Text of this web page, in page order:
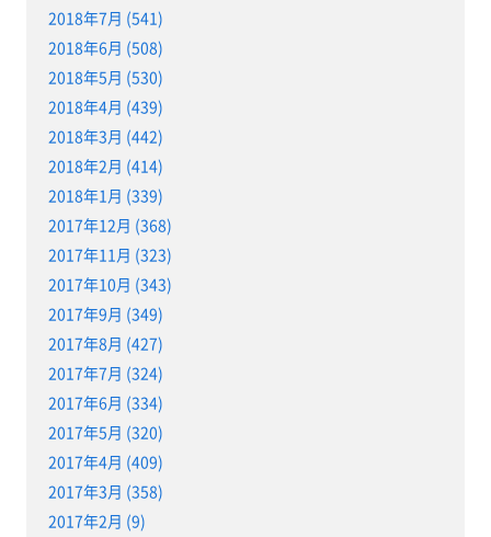
2018年7月 (541)
2018年6月 (508)
2018年5月 (530)
2018年4月 (439)
2018年3月 (442)
2018年2月 (414)
2018年1月 (339)
2017年12月 (368)
2017年11月 (323)
2017年10月 (343)
2017年9月 (349)
2017年8月 (427)
2017年7月 (324)
2017年6月 (334)
2017年5月 (320)
2017年4月 (409)
2017年3月 (358)
2017年2月 (9)